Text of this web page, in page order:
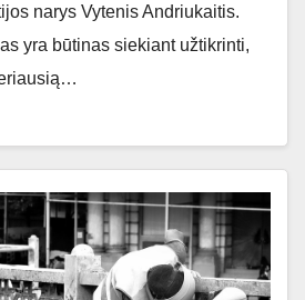
narys Vytenis Andriukaitis.
yra būtinas siekiant užtikrinti,